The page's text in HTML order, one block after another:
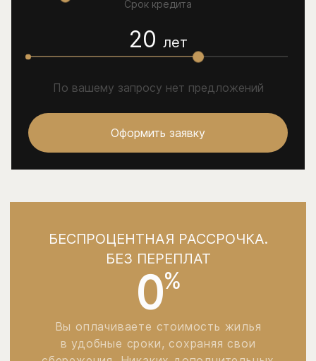
Срок кредита
20 лет
По вашему запросу нет предложений
Оформить заявку
БЕСПРОЦЕНТНАЯ РАССРОЧКА.
БЕЗ ПЕРЕПЛАТ
0%
Вы оплачиваете стоимость жилья
в удобные сроки, сохраняя свои